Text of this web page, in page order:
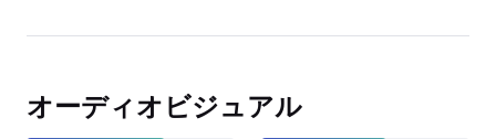
オーディオビジュアル